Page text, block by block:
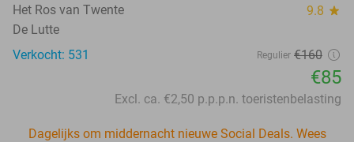
Het Ros van Twente 9.8 star
De Lutte
Verkocht: 531
Regulier €160
€85
Excl. ca. €2,50 p.p.p.n. toeristenbelasting
Dagelijks om middernacht nieuwe Social Deals. Wees